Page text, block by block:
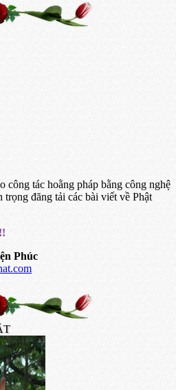
công tác hoằng pháp bằng công nghệ
trọng đăng tải các bài viết về Phật
Phúc